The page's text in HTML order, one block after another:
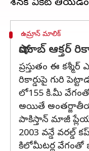
ఉమ్రాన్ మాలిక్
షోయాబ్ ఆక్తర్
ప్రస్తుతం ఈ
రికార్డుపై గురి
లో155 కి.మీ
అయితే అంతర్జాతీయ
పాకిస్తాన్ మాజీ
2003 వన్డే
కిలోమీటర్ల వేగంతో